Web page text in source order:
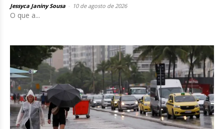
Jessyca Janiny Sousa 10 de agosto de 2026
O que a...